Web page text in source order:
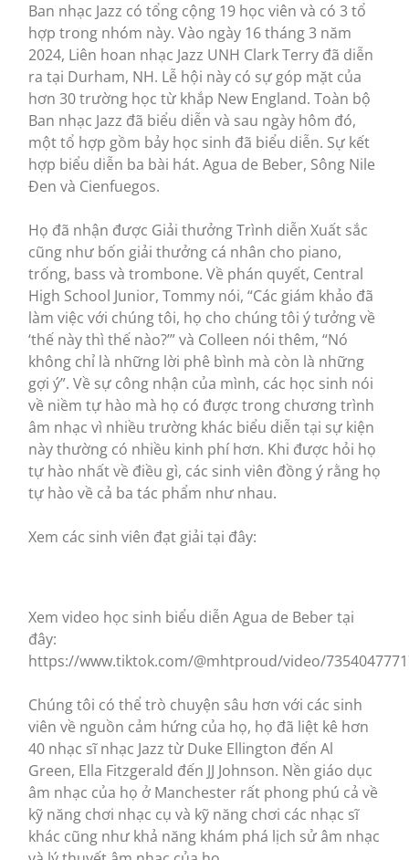
Ban nhạc Jazz có tổng cộng 19 học viên và có 3 tổ
hợp trong nhóm này. Vào ngày 16 tháng 3 năm
2024, Liên hoan nhạc Jazz UNH Clark Terry đã diễn
ra tại Durham, NH. Lễ hội này có sự góp mặt của
hơn 30 trường học từ khắp New England. Toàn bộ
Ban nhạc Jazz đã biểu diễn và sau ngày hôm đó,
một tổ hợp gồm bảy học sinh đã biểu diễn. Sự kết
hợp biểu diễn ba bài hát. Agua de Beber, Sông Nile
Đen và Cienfuegos.
Họ đã nhận được Giải thưởng Trình diễn Xuất sắc
cũng như bốn giải thưởng cá nhân cho piano,
trống, bass và trombone. Về phán quyết, Central
High School Junior, Tommy nói, “Các giám khảo đã
làm việc với chúng tôi, họ cho chúng tôi ý tưởng về
‘thế này thì thế nào?’” và Colleen nói thêm, “Nó
không chỉ là những lời phê bình mà còn là những
gợi ý”. Về sự công nhận của mình, các học sinh nói
về niềm tự hào mà họ có được trong chương trình
âm nhạc vì nhiều trường khác biểu diễn tại sự kiện
này thường có nhiều kinh phí hơn. Khi được hỏi họ
tự hào nhất về điều gì, các sinh viên đồng ý rằng họ
tự hào về cả ba tác phẩm như nhau.
Xem các sinh viên đạt giải tại đây:
Xem video học sinh biểu diễn Agua de Beber tại
đây:
https://www.tiktok.com/@mhtproud/video/
Chúng tôi có thể trò chuyện sâu hơn với các sinh
viên về nguồn cảm hứng của họ, họ đã liệt kê hơn
40 nhạc sĩ nhạc Jazz từ Duke Ellington đến Al
Green, Ella Fitzgerald đến JJ Johnson. Nền giáo dục
âm nhạc của họ ở Manchester rất phong phú cả về
kỹ năng chơi nhạc cụ và kỹ năng chơi các nhạc sĩ
khác cũng như khả năng khám phá lịch sử âm nhạc